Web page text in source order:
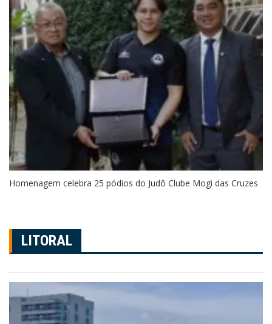
Homenagem celebra 25 pódios do Judô Clube Mogi das Cruzes
LITORAL